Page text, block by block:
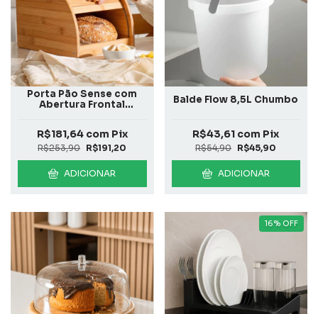
Porta Pão Sense com
Abertura Frontal
R$253,90 R$191,20
R$181,64 com Pix
ADICIONAR
Balde Flow 8,5L Chumbo
R$54,90 R$45,90
R$43,61 com Pix
ADICIONAR
16% OFF